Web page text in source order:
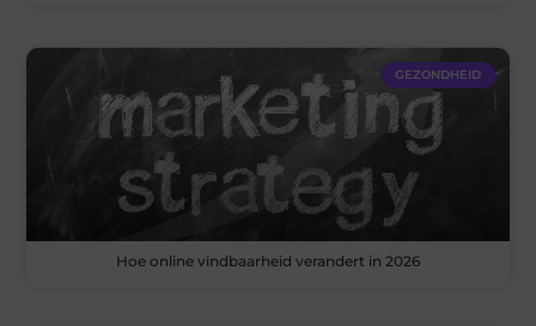
GEZONDHEID
Hoe online vindbaarheid verandert in 2026